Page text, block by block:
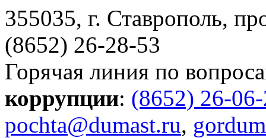
355035, г. Ставрополь,
(8652) 26-28-53
Горячая линия по
коррупции: (8652) 26-
pochta@dumast.ru,